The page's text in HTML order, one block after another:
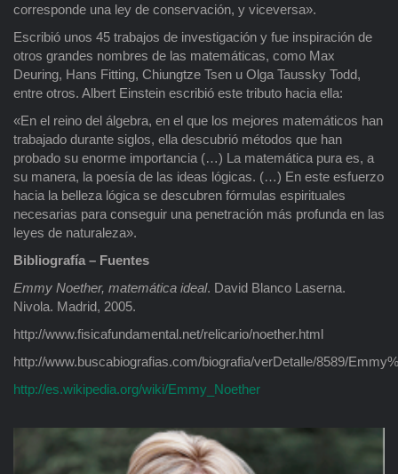
corresponde una ley de conservación, y viceversa».
Escribió unos 45 trabajos de investigación y fue inspiración de
otros grandes nombres de las matemáticas, como Max
Deuring, Hans Fitting, Chiungtze Tsen u Olga Taussky Todd,
entre otros. Albert Einstein escribió este tributo hacia ella:
«En el reino del álgebra, en el que los mejores matemáticos han
trabajado durante siglos, ella descubrió métodos que han
probado su enorme importancia (…) La matemática pura es, a
su manera, la poesía de las ideas lógicas. (…) En este esfuerzo
hacia la belleza lógica se descubren fórmulas espirituales
necesarias para conseguir una penetración más profunda en las
leyes de naturaleza».
Bibliografía – Fuentes
Emmy Noether, matemática ideal. David Blanco Laserna.
Nivola. Madrid, 2005.
http://www.fisicafundamental.net/relicario/noether.html
http://www.buscabiografias.com/biografia/verDetalle/8589/
http://es.wikipedia.org/wiki/Emmy_Noether